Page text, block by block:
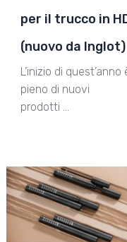
per il trucco in
(nuovo da Inglot)
L’inizio di quest’anno
pieno di nuovi
prodotti …